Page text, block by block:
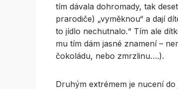
tím dávala dohromady, tak
prarodiče) „vyměknou“ a dají
to jídlo nechutnalo.“ Tím ale
mu tím dám jasné znamení –
čokoládu, nebo zmrzlinu….).
Druhým extrémem je nucení